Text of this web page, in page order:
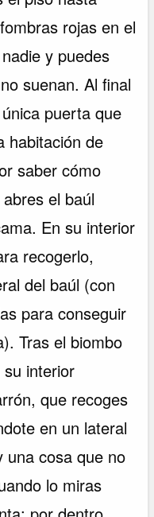
rojas en el
y puedes
suenan. Al final
puerta que
habitación de
saber cómo
el baúl
En su interior
recogerlo,
del baúl (con
para conseguir
Tras el biombo
interior
que recoges
en un lateral
una cosa que no
lo miras